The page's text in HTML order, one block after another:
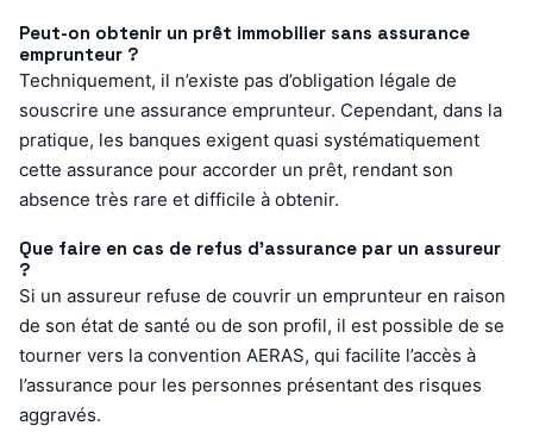
Peut-on obtenir un prêt immobilier sans assurance
emprunteur ?
Techniquement, il n’existe pas d’obligation légale de
souscrire une assurance emprunteur. Cependant, dans la
pratique, les banques exigent quasi systématiquement
cette assurance pour accorder un prêt, rendant son
absence très rare et difficile à obtenir.
Que faire en cas de refus d’assurance par un assureur
?
Si un assureur refuse de couvrir un emprunteur en raison
de son état de santé ou de son profil, il est possible de se
tourner vers la convention AERAS, qui facilite l’accès à
l’assurance pour les personnes présentant des risques
aggravés.